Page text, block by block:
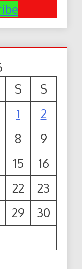
S
S
1
2
8
9
15
16
22
23
29
30